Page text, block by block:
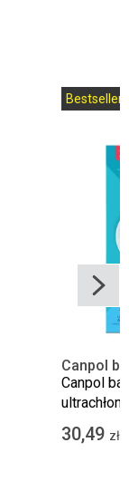
Bestseller
Canpol
Canpol
140 szt.
30,49 zł